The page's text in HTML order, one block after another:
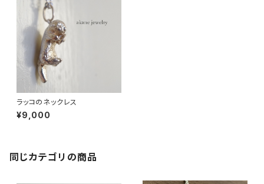
ラッコのネックレス
¥9,000
同じカテゴリの商品